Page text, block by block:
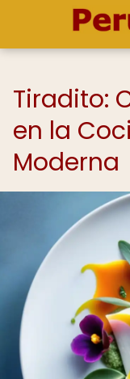
Tiradito:
en la
Moderna